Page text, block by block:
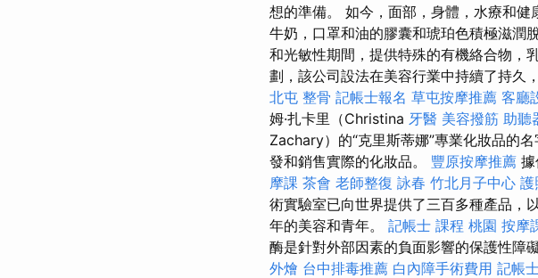
想的準備。 如今，面部，身體，水療和
牛奶，口罩和油的膠囊和琥珀色積極滋潤
和光敏性期間，提供特殊的有機絡合物，
劃，該公司設法在美容行業中持續了持久
北屯 整骨 記帳士報名 草屯按摩推薦 客廳
姆·扎卡里（Christina 牙醫 美容撥筋 助聽
Zachary）的“克里斯蒂娜”專業化妝品的名
發和銷售實際的化妝品。 豐原按摩推薦
摩課 茶會 老師整復 詠春 竹北月子中心 護
術實驗室已向世界提供了三百多種產品，
年的美容和青年。 記帳士 課程 桃園 按摩
酶是針對外部因素的負面影響的保護性障
外燴 台中排毒推薦 白內障手術費用 記帳